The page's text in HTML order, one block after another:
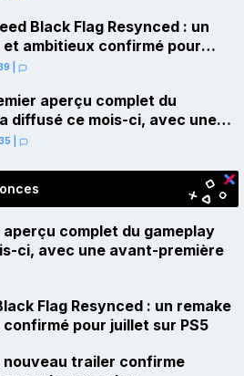
Black Flag Resynced : un
et ambitieux confirmé pour
aperçu complet du
diffusé ce mois-ci, avec une
sur Netflix
aperçu complet du gameplay
ci, avec une avant-première
Flag Resynced : un remake
pour juillet sur PS5
nouveau trailer confirme